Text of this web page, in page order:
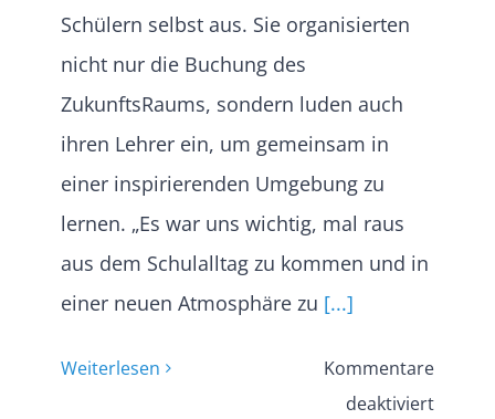
Schülern selbst aus. Sie organisierten
nicht nur die Buchung des
ZukunftsRaums, sondern luden auch
ihren Lehrer ein, um gemeinsam in
einer inspirierenden Umgebung zu
lernen. „Es war uns wichtig, mal raus
aus dem Schulalltag zu kommen und in
einer neuen Atmosphäre zu [...]
Weiterlesen
Kommentare
deaktiviertfür